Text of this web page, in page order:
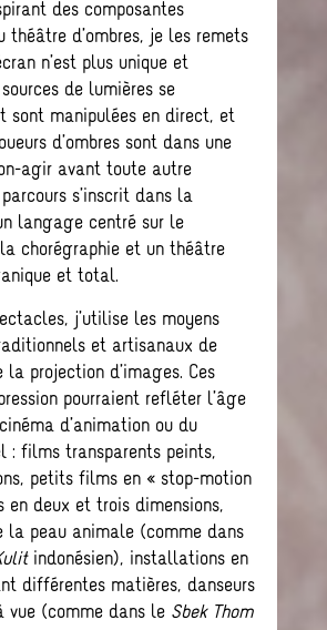
des composantes
théâtre d’ombres, je les remets
n’est plus unique et
de lumières se
sont manipulées en direct, et
d’ombres sont dans une
agir avant toute autre
s’inscrit dans la
langage centré sur le
chorégraphie et un théâtre
et total.
j’utilise les moyens
et artisanaux de
la projection d’images. Ces
pourraient refléter l’âge
d’animation ou du
: films transparents peints,
petits films en « stop-motion
en deux et trois dimensions,
la peau animale (comme dans
indonésien), installations en
différentes matières, danseurs
vue (comme dans le Sbek Thom